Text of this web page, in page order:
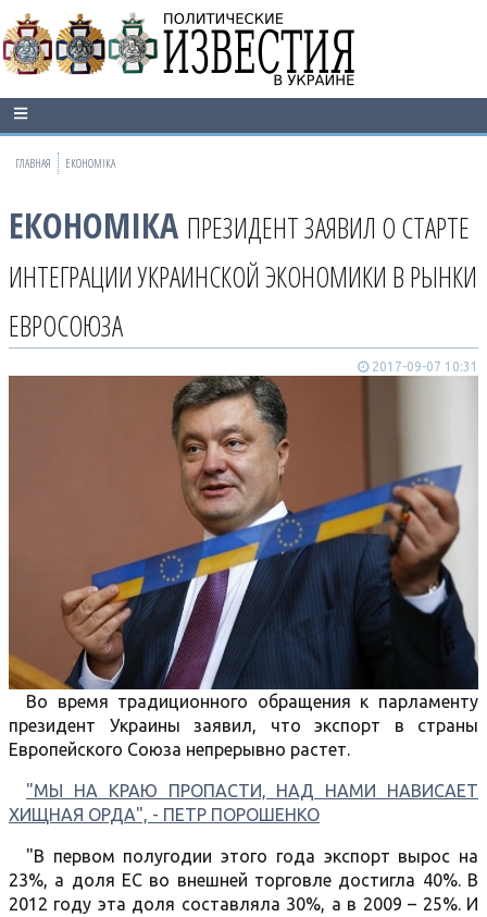
ГЛАВНАЯ ЕКОНОМІКА
ЕКОНОМІКА ПРЕЗИДЕНТ ЗАЯВИЛ О СТАРТЕ
ИНТЕГРАЦИИ УКРАИНСКОЙ ЭКОНОМИКИ В РЫНКИ
ЕВРОСОЮЗА
2017-09-07 10:31
Во время традиционного обращения к парламенту
президент Украины заявил, что экспорт в страны
Европейского Союза непрерывно растет.
"МЫ НА КРАЮ ПРОПАСТИ, НАД НАМИ НАВИСАЕТ
ХИЩНАЯ ОРДА", - ПЕТР ПОРОШЕНКО
"В первом полугодии этого года экспорт вырос на
23%, а доля ЕС во внешней торговле достигла 40%. В
2012 году эта доля составляла 30%, а в 2009 – 25%. И